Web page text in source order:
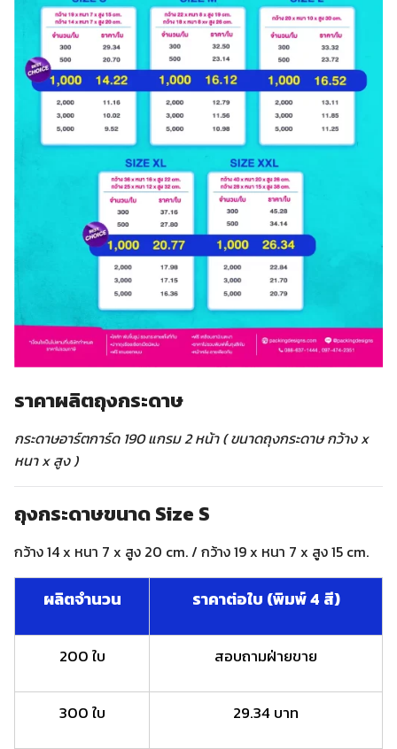
ราคาผลิตถุงกระดาษ
กระดาษอาร์ตการ์ด 190 แกรม 2 หน้า ( ขนาดถุงกระดาษ กว้าง x
หนา x สูง )
ถุงกระดาษขนาด Size S
กว้าง 14 x หนา 7 x สูง 20 cm. / กว้าง 19 x หนา 7 x สูง 15 cm.
ผลิตจำนวน ราคาต่อใบ (พิมพ์ 4 สี)
200 ใบ สอบถามฝ่ายขาย
300 ใบ 29.34 บาท